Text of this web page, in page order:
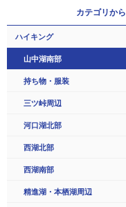
カテゴリから
ハイキング
山中湖南部
持ち物・服装
三ツ峠周辺
河口湖北部
西湖北部
西湖南部
精進湖・本栖湖周辺